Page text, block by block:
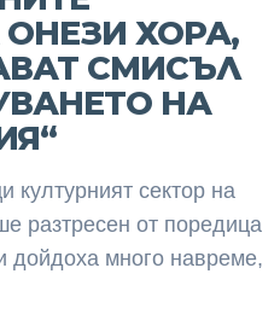
ХОРА,
СМИСЪЛ
НА
културният сектор на
разтресен от поредица
дойдоха много навреме,